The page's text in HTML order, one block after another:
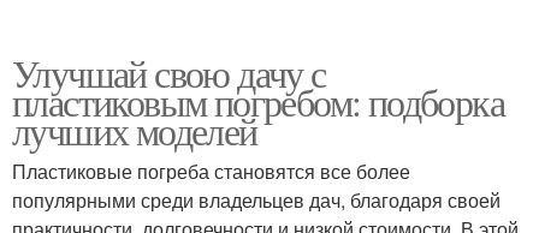
Улучшай свою дачу с
пластиковым погребом: подборка
лучших моделей
Пластиковые погреба становятся все более
популярными среди владельцев дач, благодаря своей